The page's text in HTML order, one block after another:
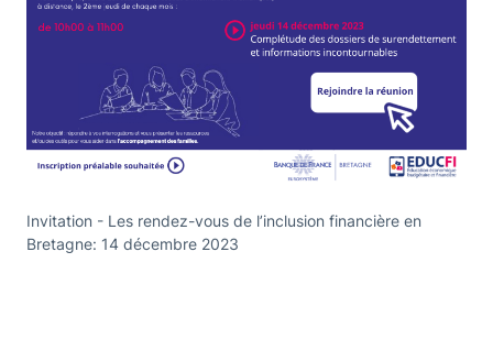
Invitation - Les rendez-vous de l’inclusion financière en
Bretagne: 14 décembre 2023